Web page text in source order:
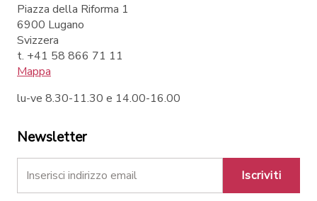
Piazza della Riforma 1
6900 Lugano
Svizzera
t. +41 58 866 71 11
Mappa
lu-ve 8.30-11.30 e 14.00-16.00
Newsletter
Iscriviti